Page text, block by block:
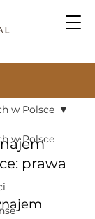
w Polsce
w Polsce
prawa